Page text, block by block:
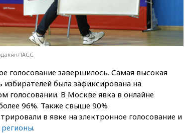
ТАСС
голосование завершилось. Самая высокая
избирателей была зафиксирована на
голосовании. В Москве явка в онлайне
96%. Также свыше 90%
в явке на электронное голосование и
регионы.